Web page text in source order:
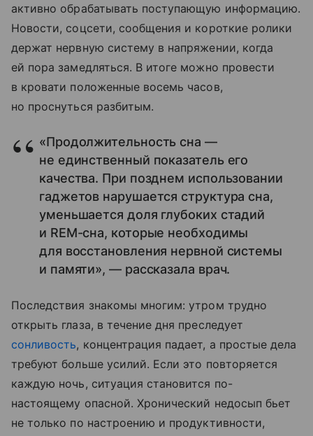
активно обрабатывать поступающую информацию.
Новости, соцсети, сообщения и короткие ролики
держат нервную систему в напряжении, когда
ей пора замедляться. В итоге можно провести
в кровати положенные восемь часов,
но проснуться разбитым.
«Продолжительность сна —
не единственный показатель его
качества. При позднем использовании
гаджетов нарушается структура сна,
уменьшается доля глубоких стадий
и REM-сна, которые необходимы
для восстановления нервной системы
и памяти», — рассказала врач.
Последствия знакомы многим: утром трудно
открыть глаза, в течение дня преследует
сонливость, концентрация падает, а простые дела
требуют больше усилий. Если это повторяется
каждую ночь, ситуация становится по-
настоящему опасной. Хронический недосып бьет
не только по настроению и продуктивности,